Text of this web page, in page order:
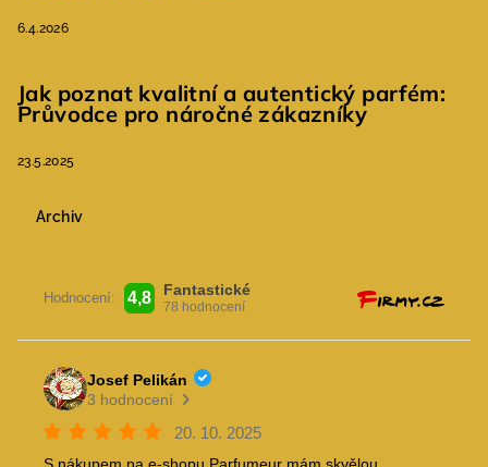
6.4.2026
Jak poznat kvalitní a autentický parfém:
Průvodce pro náročné zákazníky
23.5.2025
Archiv